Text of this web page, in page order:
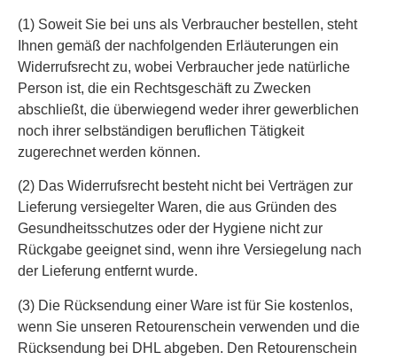
(1) Soweit Sie bei uns als Verbraucher bestellen, steht
Ihnen gemäß der nachfolgenden Erläuterungen ein
Widerrufsrecht zu, wobei Verbraucher jede natürliche
Person ist, die ein Rechtsgeschäft zu Zwecken
abschließt, die überwiegend weder ihrer gewerblichen
noch ihrer selbständigen beruflichen Tätigkeit
zugerechnet werden können.
(2) Das Widerrufsrecht besteht nicht bei Verträgen zur
Lieferung versiegelter Waren, die aus Gründen des
Gesundheitsschutzes oder der Hygiene nicht zur
Rückgabe geeignet sind, wenn ihre Versiegelung nach
der Lieferung entfernt wurde.
(3) Die Rücksendung einer Ware ist für Sie kostenlos,
wenn Sie unseren Retourenschein verwenden und die
Rücksendung bei DHL abgeben. Den Retourenschein